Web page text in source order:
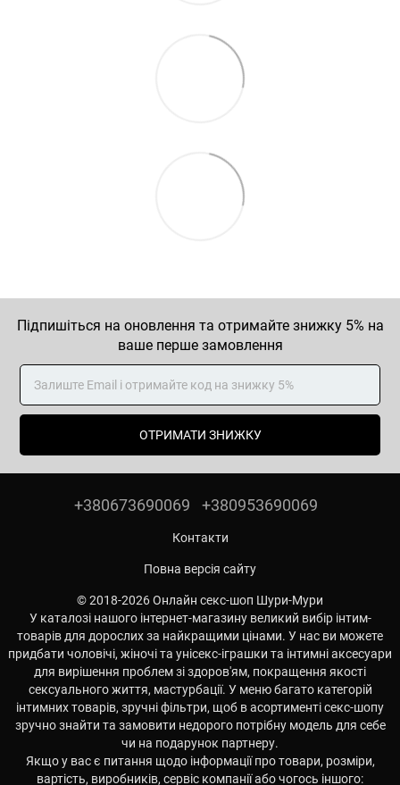
Підпишіться на оновлення та отримайте знижку 5% на
ваше перше замовлення
ОТРИМАТИ ЗНИЖКУ
+380673690069 +380953690069
Контакти
Повна версія сайту
© 2018-2026 Онлайн секс-шоп Шури-Мури
У каталозі нашого інтернет-магазину великий вибір інтим-
товарів для дорослих за найкращими цінами. У нас ви можете
придбати чоловічі, жіночі та унісекс-іграшки та інтимні аксесуари
для вирішення проблем зі здоров'ям, покращення якості
сексуального життя, мастурбації. У меню багато категорій
інтимних товарів, зручні фільтри, щоб в асортименті секс-шопу
зручно знайти та замовити недорого потрібну модель для себе
чи на подарунок партнеру.
Якщо у вас є питання щодо інформації про товари, розміри,
вартість, виробників, сервіс компанії або чогось іншого: